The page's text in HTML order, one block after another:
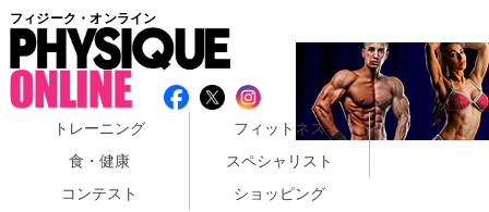
フィジーク・オンライン
トレーニング
フィットネス
食・健康
スペシャリスト
コンテスト
ショッピング